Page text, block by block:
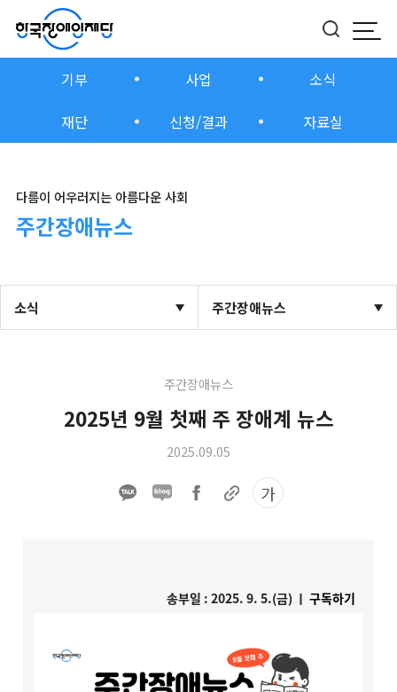
모
버튼
기부 사업
소식
재단
신청/결과 자료실
다름이 어우러지는 아름다운 사회
주간장애뉴스
소식 주간장애뉴스
주간장애뉴스
2025년 9월 첫째 주 장애계 뉴스
2025.09.05
가